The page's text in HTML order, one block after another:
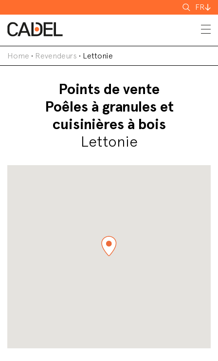
FR
Home • Revendeurs • Lettonie
Points de vente
Poêles à granules et
cuisinières à bois
Lettonie